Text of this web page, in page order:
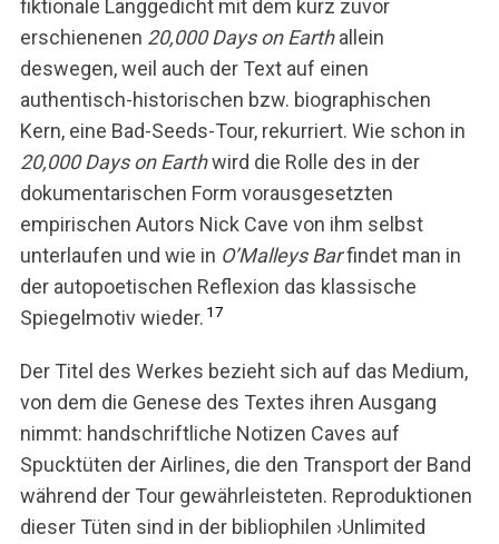
fiktionale Langgedicht mit dem kurz zuvor
erschienenen 20,000 Days on Earthallein
deswegen, weil auch der Text auf einen
authentisch-historischen bzw. biographischen
Kern, eine Bad-Seeds-Tour, rekurriert. Wie schon in
20,000 Days on Earthwird die Rolle des in der
dokumentarischen Form vorausgesetzten
empirischen Autors Nick Cave von ihm selbst
unterlaufen und wie in O’Malleys Barfindet man in
der autopoetischen Reflexion das klassische
Spiegelmotiv wieder. 17
Der Titel des Werkes bezieht sich auf das Medium,
von dem die Genese des Textes ihren Ausgang
nimmt: handschriftliche Notizen Caves auf
Spucktüten der Airlines, die den Transport der Band
während der Tour gewährleisteten. Reproduktionen
dieser Tüten sind in der bibliophilen ›Unlimited